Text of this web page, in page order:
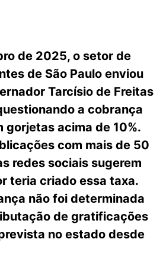
de 2025, o setor de
de São Paulo enviou
Tarcísio de Freitas
a cobrança
gorjetas acima de 10%.
com mais de 50
redes sociais sugerem
teria criado essa taxa.
não foi determinada
de gratificações
no estado desde